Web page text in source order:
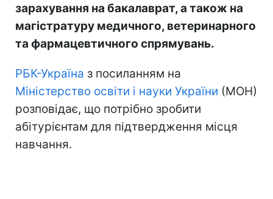
зарахування на бакалаврат, а також на
магістратуру медичного, ветеринарного
та фармацевтичного спрямувань.
РБК-Україна з посиланням на
Міністерство освіти і науки України (МОН)
розповідає, що потрібно зробити
абітурієнтам для підтвердження місця
навчання.